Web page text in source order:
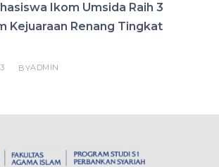
Ikom Umsida Raih 3
Kejuaraan Renang Tingkat
BYADMIN